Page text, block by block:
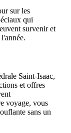
sur les
qui
survenir et
Saint-Isaac,
et offres
voyage, vous
sans un